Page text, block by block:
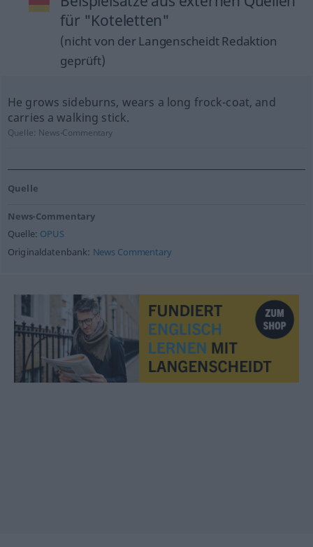
für "Koteletten"
(nicht von der Langenscheidt Redaktion
geprüft)
He grows sideburns, wears a long frock-coat, and
carries a walking stick.
Quelle: News-Commentary
Quelle
News-Commentary
Quelle: OPUS
Originaldatenbank: News Commentary